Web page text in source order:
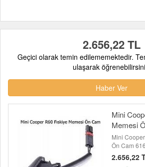
2.656,22 TL
Geçici olarak temin edilememektedir.
ulaşarak
Haber Ver
Mini
Memesi
Mini
Ön Cam
2.656,22